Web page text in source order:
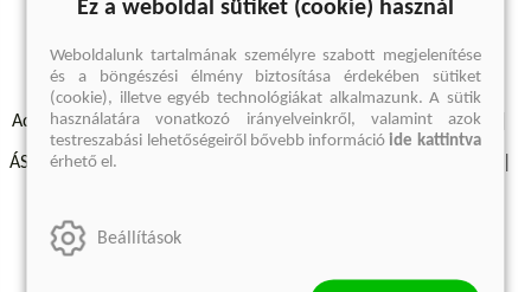
Adatvédelmi szabályzatok Elállási felmondási nyilatkozat
ÁSZF - Vásárlási feltételek
Szállítási információk
Ez a weboldal sütiket (cookie) használ
Weboldalunk tartalmának személyre szabott megjelenítése
és a böngészési élmény biztosítása érdekében sütiket
(cookie), illetve egyéb technológiákat alkalmazunk. A sütik
használatára vonatkozó irányelveinkről, valamint azok
testreszabási lehetőségeiről bővebb információide kattintva
érhető el.
Beállítások